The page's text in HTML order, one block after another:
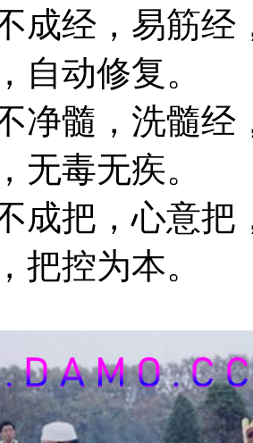
经，易筋经
自动修复。
髓，洗髓经
无毒无疾。
把，心意把
把控为本。